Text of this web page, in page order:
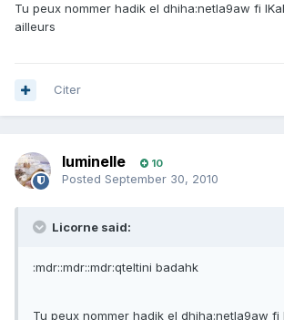
Tu peux nommer hadik el dhiha:netla9aw fi
ailleurs
Citer
luminelle 10
Posted September 30, 2010
Licorne said:
:mdr::mdr::mdr:qteltini badahk
Tu peux nommer hadik el dhiha:netla9aw fi